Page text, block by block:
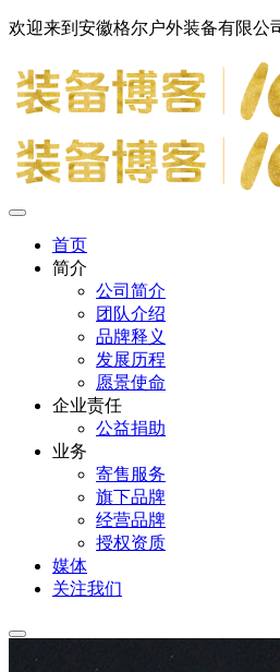
欢迎来到安徽格尔户外装备有限公
首页
简介
公司简介
团队介绍
品牌释义
发展历程
愿景使命
企业责任
公益捐助
业务
寄售服务
旗下品牌
经营品牌
授权资质
媒体
关注我们